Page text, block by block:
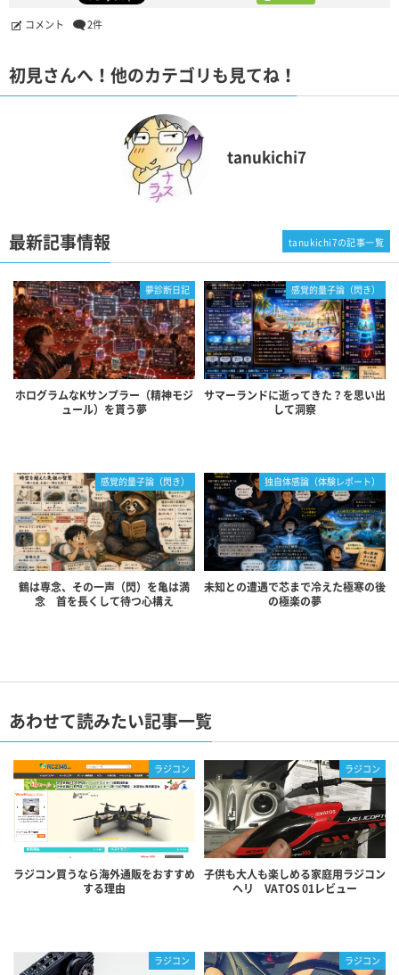
コメント 2件
初見さんへ！他のカテゴリも見てね！
tanukichi7
最新記事情報
夢診断日記
ホログラムなKサンプラー（精神モジ
ュール）を貰う夢
感覚的量子論（閃き）
サマーランドに逝ってきた？を思い出
して洞察
感覚的量子論（閃き）
鶴は専念、その一声（閃）を亀は満
念 首を長くして待つ心構え
独自体感論（体験レポート）
未知との遭遇で芯まで冷えた極寒の後
の極楽の夢
tanukichi7の記事一覧
あわせて読みたい記事一覧
ラジコン
ラジコン買うなら海外通販をおすすめ
する理由
ラジコン
子供も大人も楽しめる家庭用ラジコン
ヘリ VATOS 01レビュー
ラジコン ラジコン